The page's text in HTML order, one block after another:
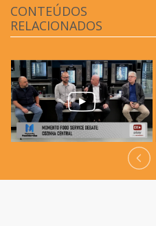
CONTEÚDOS
RELACIONADOS